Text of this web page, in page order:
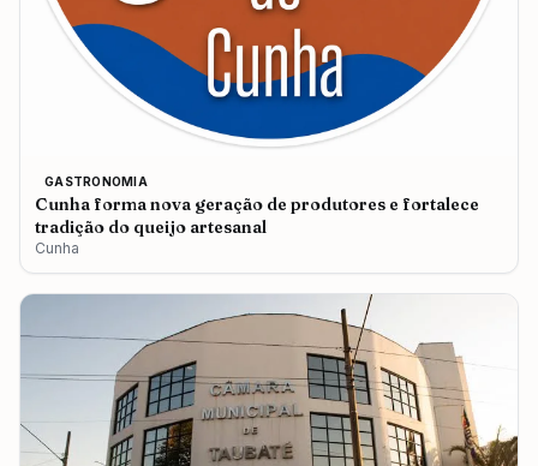
GASTRONOMIA
Cunha forma nova geração de produtores e fortalece
tradição do queijo artesanal
Cunha